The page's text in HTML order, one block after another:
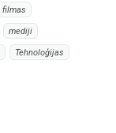
filmas
mediji
Tehnoloģijas